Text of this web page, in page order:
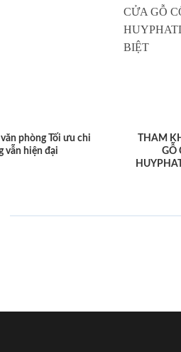
phòng Tối ưu chi
vẫn hiện đại
THAM
GỖ